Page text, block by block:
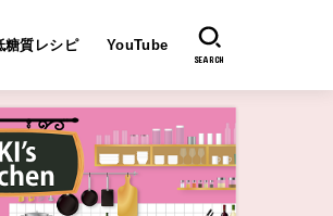
糖質レシピ YouTube
SEARCH